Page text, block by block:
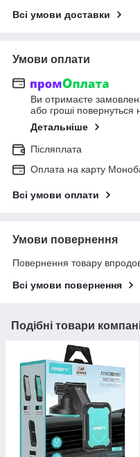
Всі умови доставки
Умови оплати
Ви отримаєте
або гроші повернуться
Детальніше
Післяплата
Оплата на карту
Всі умови оплати
Умови повернення
Повернення товару
Всі умови повернення
Подібні товари